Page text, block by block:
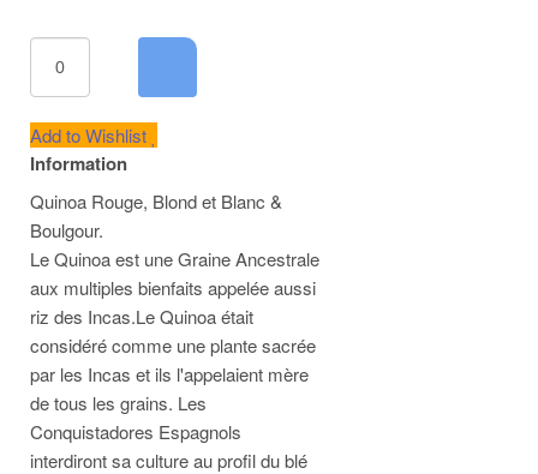
Add to Wishlist
Information
Quinoa Rouge, Blond et Blanc &
Boulgour.
Le Quinoa est une Graine Ancestrale
aux multiples bienfaits appelée aussi
riz des Incas.Le Quinoa était
considéré comme une plante sacrée
par les Incas et ils l'appelaient mère
de tous les grains. Les
Conquistadores Espagnols
interdiront sa culture au profil du blé